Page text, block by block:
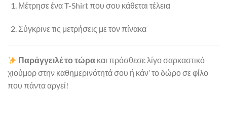
Μέτρησε ένα T-Shirt που σου κάθεται τέλεια
Σύγκρινε τις μετρήσεις με τον πίνακα
Παράγγειλέ το τώρα και πρόσθεσε λίγο σαρκαστικό
χιούμορ στην καθημερινότητά σου ή κάν’ το δώρο σε φίλο
που πάντα αργεί!